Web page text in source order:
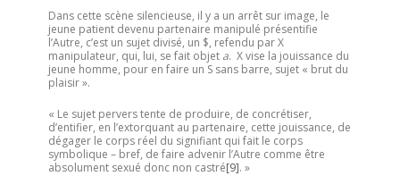
Dans cette scène silencieuse, il y a un arrêt sur image, le
jeune patient devenu partenaire manipulé présentifie
l’Autre, c’est un sujet divisé, un $, refendu par X
manipulateur, qui, lui, se fait objet a. X vise la jouissance du
jeune homme, pour en faire un S sans barre, sujet « brut du
plaisir ».
« Le sujet pervers tente de produire, de concrétiser,
d’entifier, en l’extorquant au partenaire, cette jouissance, de
dégager le corps réel du signifiant qui fait le corps
symbolique – bref, de faire advenir l’Autre comme être
absolument sexué donc non castré[9]. »